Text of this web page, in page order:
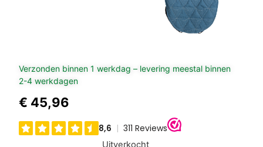
Verzonden binnen 1 werkdag – levering meestal binnen
2-4 werkdagen
€ 45,96
Uitverkocht